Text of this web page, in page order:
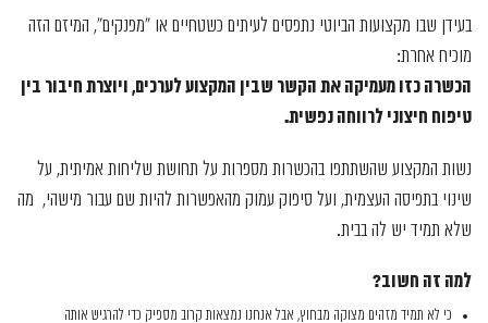
בעידן שבו מקצועות הביוטי נתפסים לעיתים כשטחיים או "מפנקים", המיזם הזה
מוכיח אחרת:
הכשרה כזו מעמיקה את הקשר שבין המקצוע לערכים, ויוצרת חיבור בין
טיפוח חיצוני לרווחה נפשית.
נשות המקצוע שהשתתפו בהכשרות מספרות על תחושת שליחות אמיתית, על
שינוי בתפיסה העצמית, ועל סיפוק עמוק מהאפשרות להיות שם עבור מישהי, מה
שלא תמיד יש לה בבית.
למה זה חשוב?
כי לא תמיד מזהים מצוקה מבחוץ, אבל אנחנו נמצאות קרוב מספיק כדי להרגיש אותה